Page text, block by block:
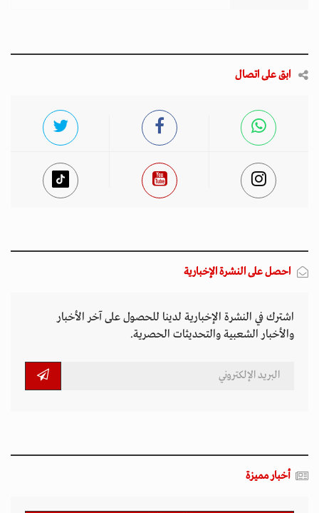
ابق على اتصال
احصل على النشرة الإخبارية
اشترك في النشرة الإخبارية لدينا للحصول على آخر الأخبار
والأخبار الشعبية والتحديثات الحصرية.
أخبار مميزة